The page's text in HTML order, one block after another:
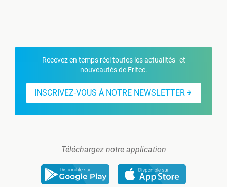
Recevez en temps réel toutes les actualités et
nouveautés de Fritec.
INSCRIVEZ-VOUS À NOTRE NEWSLETTER
Téléchargez notre application